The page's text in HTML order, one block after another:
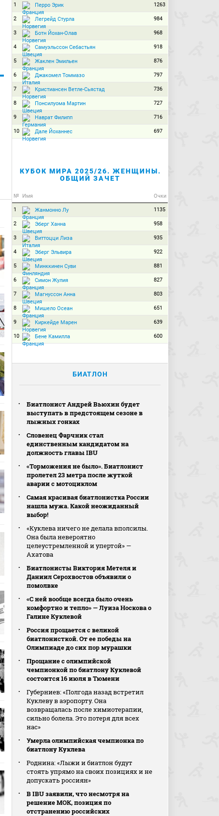
1 Перро Эрик 1263
2 Легрейд Стурла 984
3 Ботн Йохан-Олав 968
4 Самуэльссон Себастьян 918
5 Жаклен Эмильен 876
6 Джакомел Томмазо 797
7 Кристиансен Ветле-Сьястад 736
8 Понсилуома Мартин 727
9 Наврат Филипп 716
10 Дале Йоханнес 697
КУБОК МИРА 2025/26. ЖЕНЩИНЫ.
ОБЩИЙ ЗАЧЕТ
№ Имя Очки
1 Жанмонно Лу 1135
2 Эберг Ханна 958
3 Виттоцци Лиза 935
4 Эберг Эльвира 922
5 Минккинен Суви 881
6 Симон Жулия 827
7 Магнуссон Анна 803
8 Мишело Осеан 651
9 Киркейде Марен 639
10 Бене Камилла 600
БИАТЛОН
Биатлонист Андрей Вьюхин будет
выступать в предстоящем сезоне в
лыжных гонках
Словенец Фарчник стал
единственным кандидатом на
должность главы IBU
«Торможения не было». Биатлонист
пролетел 23 метра после жуткой
аварии с мотоциклом
Самая красивая биатлонистка России
нашла мужа. Какой неожиданный
выбор!
«Куклева ничего не делала вполсилы.
Она была невероятно
целеустремленной и упертой» —
Ахатова
Биатлонисты Виктория Метеля и
Даниил Серохвостов объявили о
помолвке
«С ней вообще всегда было очень
комфортно и тепло» — Луиза Носкова о
Галине Куклевой
Россия прощается с великой
биатлонисткой. От ее победы на
Олимпиаде до сих пор мурашки
Прощание с олимпийской
чемпионкой по биатлону Куклевой
состоится 16 июля в Тюмени
Губерниев: «Полгода назад встретил
Куклеву в аэропорту. Она
возвращалась после химиотерапии,
сильно болела. Это потеря для всех
нас»
Умерла олимпийская чемпионка по
биатлону Куклева
Роднина: «Лыжи и биатлон будут
стоять упрямо на своих позициях и не
допускать россиян»
В IBU заявили, что несмотря на
решение МОК, позиция по
отстранению российских